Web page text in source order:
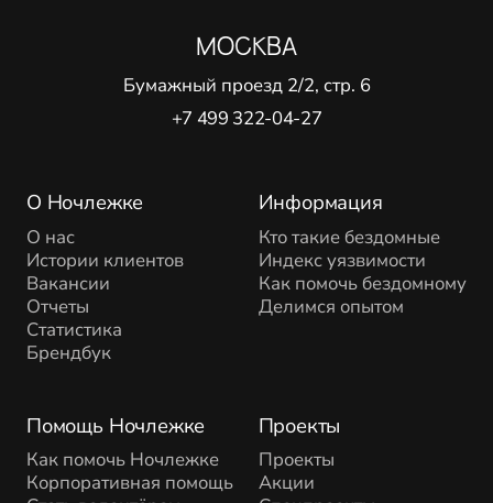
О Ночлежке
О нас
Истории клиентов
Вакансии
Отчеты
Статистика
Брендбук
Помощь Ночлежке
Как помочь Ночлежке
Корпоративная помощь
Проекты
Проекты
Акции
Информация
Кто такие бездомные
Индекс уязвимости
Как помочь бездомному
Делимся опытом
МОСКВА
Бумажный проезд 2/2, стр. 6
+7 499 322-04-27